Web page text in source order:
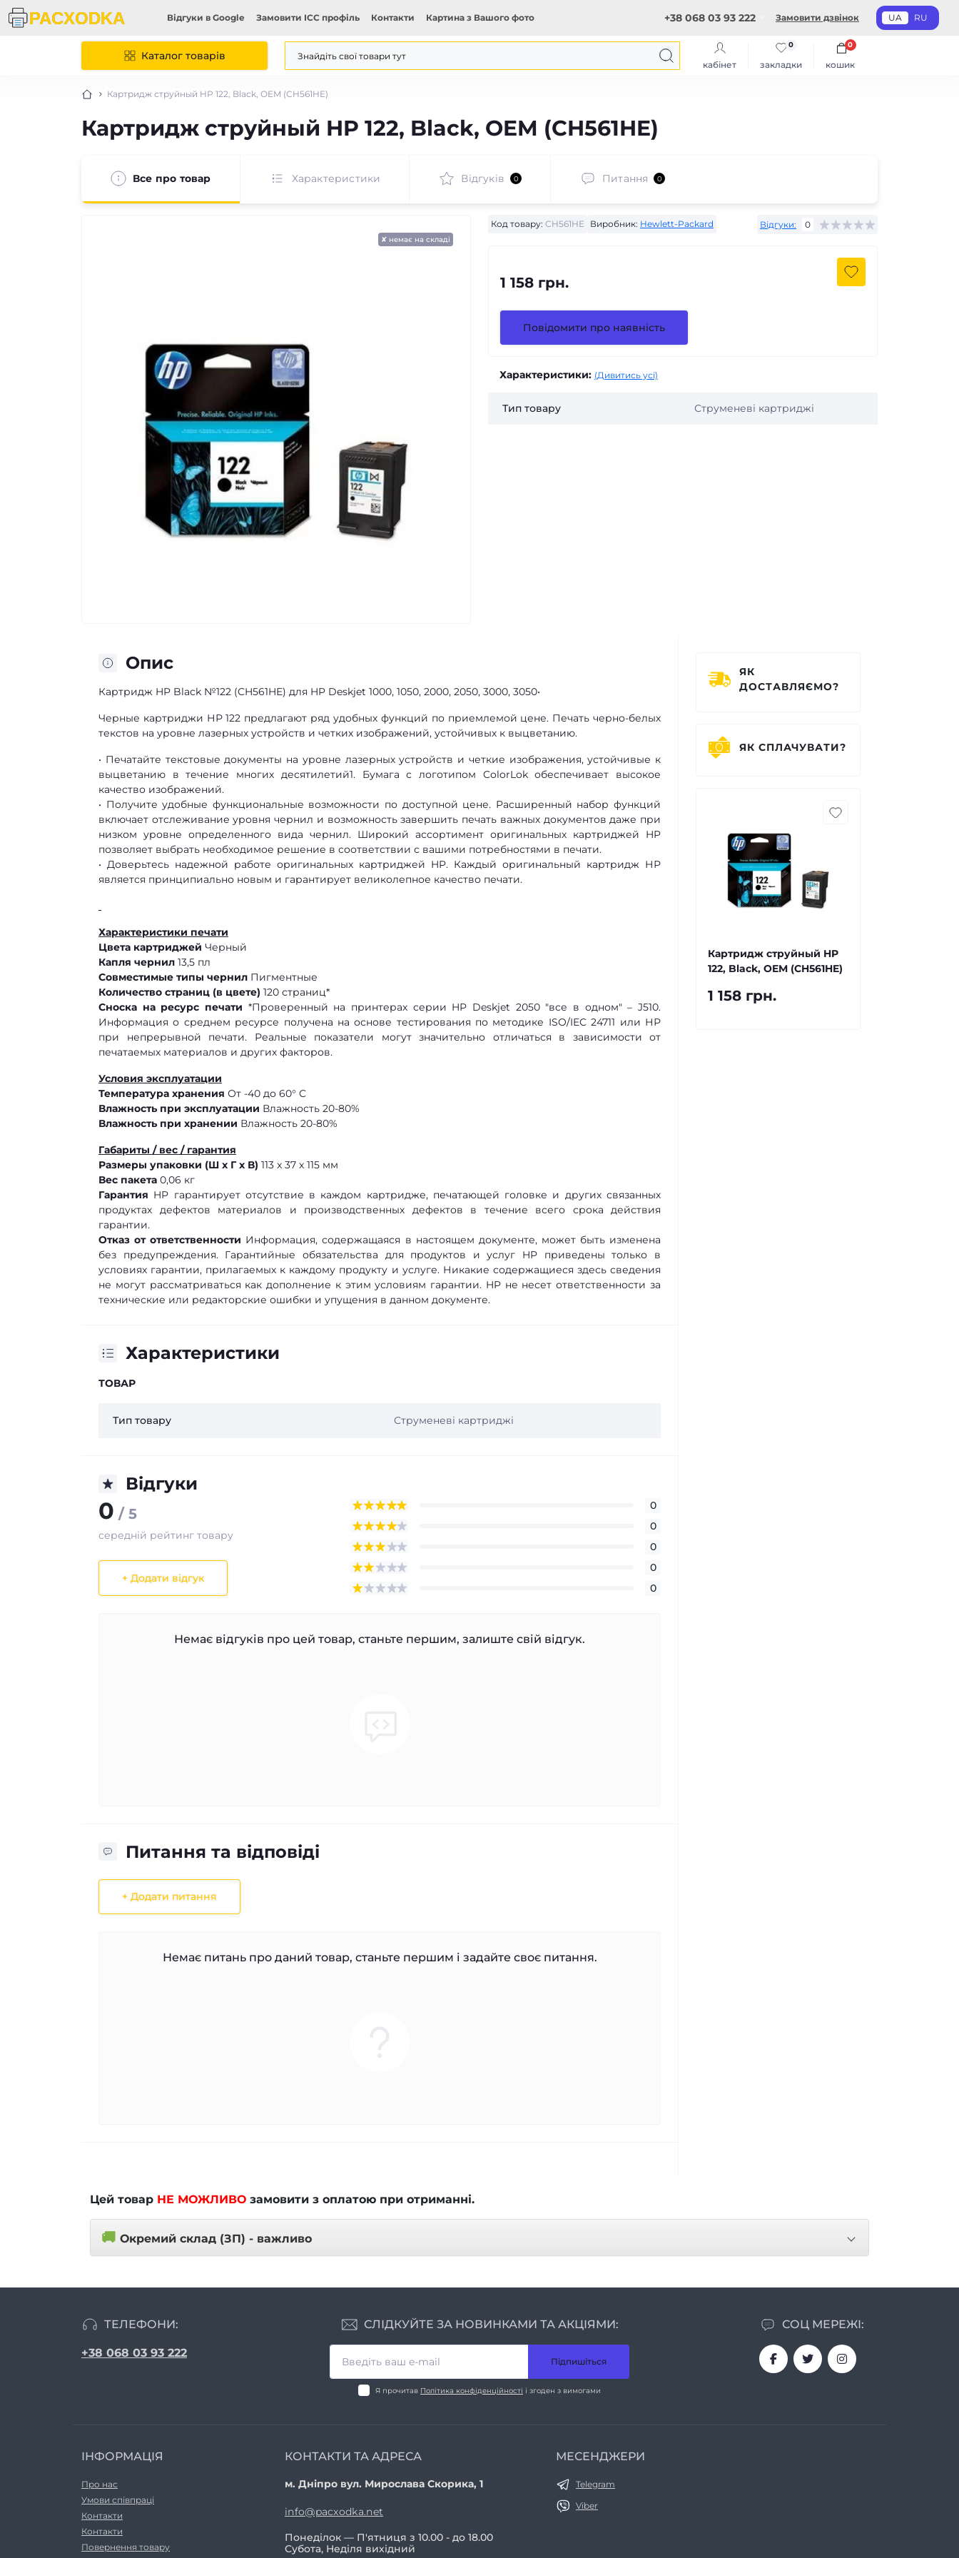
Відгуки в Google Замовити ICC профіль Контакти Картина з Вашого фото +38 068 03 93 222 Замовити дзвінок UA RU
Каталог товарів
кабінет закладки
0
кошик
0
Картридж струйный HP 122, Black, OEM (CH561HE)
Картридж струйный HP 122, Black, OEM (CH561HE)
Все про товар Характеристики Відгуків 0 Питання 0
✘ немає на складі
Код товару: CH561HE Виробник: Hewlett-Packard Відгуки: 0
1 158 грн.
Повідомити про наявність
Характеристики: (Дивитись усі)
Тип товару Струменеві картриджі
Опис
Картридж HP Black №122 (CH561HE) для HP Deskjet 1000, 1050, 2000, 2050, 3000, 3050•
Черные картриджи НР 122 предлагают ряд удобных функций по приемлемой цене. Печать черно-белых
текстов на уровне лазерных устройств и четких изображений, устойчивых к выцветанию.
• Печатайте текстовые документы на уровне лазерных устройств и четкие изображения, устойчивые к
выцветанию в течение многих десятилетий1. Бумага с логотипом ColorLok обеспечивает высокое
качество изображений.
• Получите удобные функциональные возможности по доступной цене. Расширенный набор функций
включает отслеживание уровня чернил и возможность завершить печать важных документов даже при
низком уровне определенного вида чернил. Широкий ассортимент оригинальных картриджей HP
позволяет выбрать необходимое решение в соответствии с вашими потребностями в печати.
• Доверьтесь надежной работе оригинальных картриджей HP. Каждый оригинальный картридж НР
является принципиально новым и гарантирует великолепное качество печати.
Характеристики печати
Цвета картриджей Черный
Капля чернил 13,5 пл
Совместимые типы чернил Пигментные
Количество страниц (в цвете) 120 страниц*
Сноска на ресурс печати *Проверенный на принтерах серии HP Deskjet 2050 "все в одном" – J510.
Информация о среднем ресурсе получена на основе тестирования по методике ISO/IEC 24711 или НР
при непрерывной печати. Реальные показатели могут значительно отличаться в зависимости от
печатаемых материалов и других факторов.
Условия эксплуатации
Температура хранения От -40 до 60° C
Влажность при эксплуатации Влажность 20-80%
Влажность при хранении Влажность 20-80%
Габариты / вес / гарантия
Размеры упаковки (Ш x Г x В) 113 x 37 x 115 мм
Вес пакета 0,06 кг
Гарантия HP гарантирует отсутствие в каждом картридже, печатающей головке и других связанных
продуктах дефектов материалов и производственных дефектов в течение всего срока действия
гарантии.
Отказ от ответственности Информация, содержащаяся в настоящем документе, может быть изменена
без предупреждения. Гарантийные обязательства для продуктов и услуг HP приведены только в
условиях гарантии, прилагаемых к каждому продукту и услуге. Никакие содержащиеся здесь сведения
не могут рассматриваться как дополнение к этим условиям гарантии. HP не несет ответственности за
технические или редакторские ошибки и упущения в данном документе.
Характеристики
ТОВАР
Тип товару Струменеві картриджі
Відгуки
0 / 5
середній рейтинг товару
+ Додати відгук
0
0
0
0
0
Немає відгуків про цей товар, станьте першим, залиште свій відгук.
Питання та відповіді
+ Додати питання
Немає питань про даний товар, станьте першим і задайте своє питання.
ЯК
ДОСТАВЛЯЄМО?
ЯК СПЛАЧУВАТИ?
Картридж струйный HP
122, Black, OEM (CH561HE)
1 158 грн.
Цей товар НЕ МОЖЛИВО замовити з оплатою при отриманні.
🚚 Окремий склад (ЗП) - важливо
ТЕЛЕФОНИ:
+38 068 03 93 222
СОЦ МЕРЕЖІ:
СЛІДКУЙТЕ ЗА НОВИНКАМИ ТА АКЦІЯМИ:
Підпишіться
Я прочитав Політика конфіденційності і згоден з вимогами
ІНФОРМАЦІЯ
Про нас
Умови співпраці
Контакти
Контакти
Повернення товару
КОНТАКТИ ТА АДРЕСА
м. Дніпро вул. Мирослава Скорика, 1
info@pacxodka.net
Понеділок — П'ятниця з 10.00 - до 18.00
Субота, Неділя вихідний
МЕСЕНДЖЕРИ
Telegram
Viber